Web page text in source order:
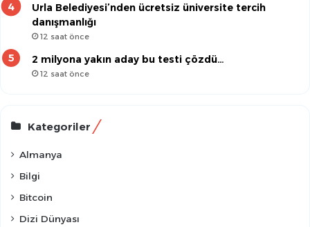
Urla Belediyesi’nden ücretsiz üniversite tercih
danışmanlığı
12 saat önce
2 milyona yakın aday bu testi çözdü…
12 saat önce
Kategoriler
Almanya
Bilgi
Bitcoin
Dizi Dünyası